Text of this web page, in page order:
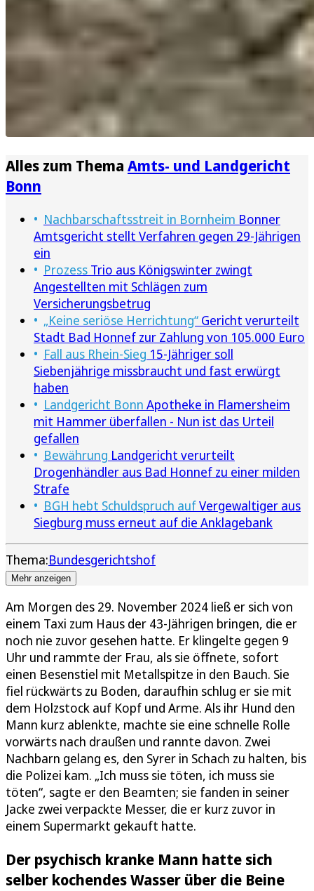
Alles zum Thema Amts- und Landgericht
Bonn
Nachbarschaftsstreit in Bornheim Bonner
Amtsgericht stellt Verfahren gegen 29-Jährigen
ein
Prozess Trio aus Königswinter zwingt
Angestellten mit Schlägen zum
Versicherungsbetrug
„Keine seriöse Herrichtung“ Gericht verurteilt
Stadt Bad Honnef zur Zahlung von 105.000 Euro
Fall aus Rhein-Sieg 15-Jähriger soll
Siebenjährige missbraucht und fast erwürgt
haben
Landgericht Bonn Apotheke in Flamersheim
mit Hammer überfallen - Nun ist das Urteil
gefallen
Bewährung Landgericht verurteilt
Drogenhändler aus Bad Honnef zu einer milden
Strafe
BGH hebt Schuldspruch aufVergewaltiger aus
Siegburg muss erneut auf die Anklagebank
Thema:Bundesgerichtshof
Mehr anzeigen
Am Morgen des 29. November 2024 ließ er sich von
einem Taxi zum Haus der 43-Jährigen bringen, die er
noch nie zuvor gesehen hatte. Er klingelte gegen 9
Uhr und rammte der Frau, als sie öffnete, sofort
einen Besenstiel mit Metallspitze in den Bauch. Sie
fiel rückwärts zu Boden, daraufhin schlug er sie mit
dem Holzstock auf Kopf und Arme. Als ihr Hund den
Mann kurz ablenkte, machte sie eine schnelle Rolle
vorwärts nach draußen und rannte davon. Zwei
Nachbarn gelang es, den Syrer in Schach zu halten, bis
die Polizei kam. „Ich muss sie töten, ich muss sie
töten“, sagte er den Beamten; sie fanden in seiner
Jacke zwei verpackte Messer, die er kurz zuvor in
einem Supermarkt gekauft hatte.
Der psychisch kranke Mann hatte sich
selber kochendes Wasser über die Beine